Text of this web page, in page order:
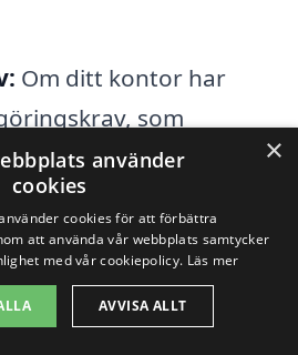
Om ditt kontor har
som
produkter eller
kan detta också
in och jämföra offerter
×
använder
cookies
cookies för att förbättra
att använda vår webbplats samtycker
med vår cookiepolicy. Läs mer
AVVISA ALLT